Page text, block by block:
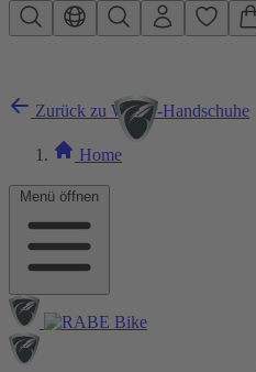
Zum Hauptinhalt springen
Menü öffnen
Zurück zu Winter-Handschuhe
Home